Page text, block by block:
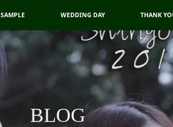
SAMPLE WEDDING DAY THANK
BLOG